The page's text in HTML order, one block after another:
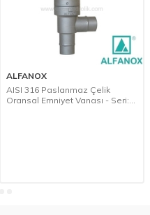
ALFANOX
AISI 316 Paslanmaz Çelik
Oransal Emniyet Vanası - Seri: